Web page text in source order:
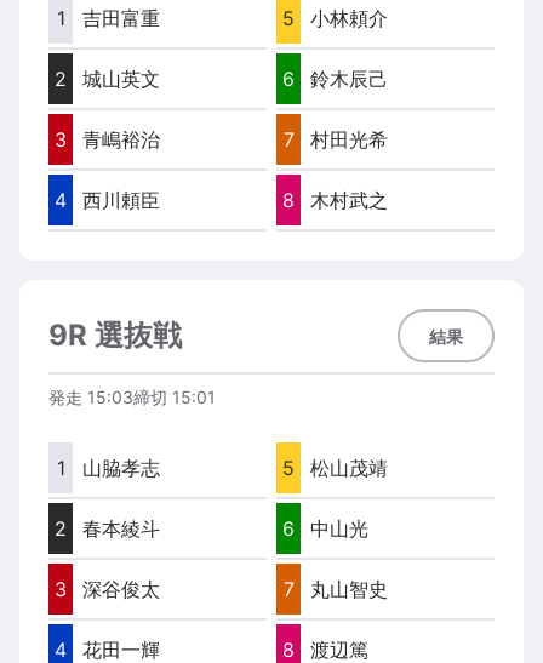
1 吉田富重
2 城山英文
3 青嶋裕治
4 西川頼臣
5 小林頼介
6 鈴木辰己
7 村田光希
8 木村武之
9R 選抜戦 結果
発走 15:03締切 15:01
1 山脇孝志
2 春本綾斗
3 深谷俊太
4 花田一輝
5 松山茂靖
6 中山光
7 丸山智史
8 渡辺篤